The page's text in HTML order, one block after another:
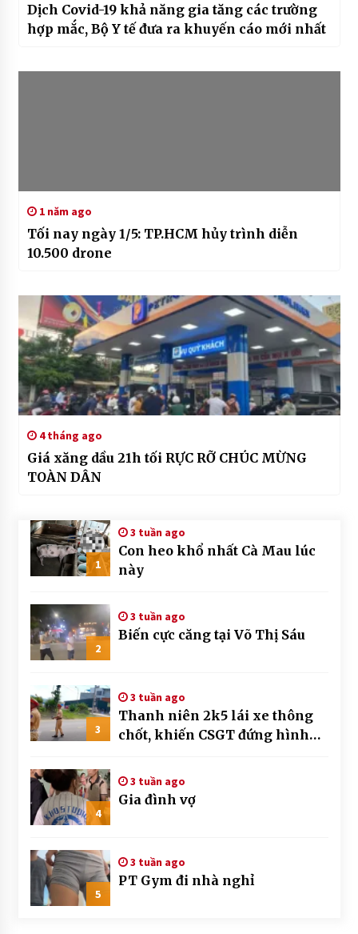
Dịch Covid-19 khả năng gia tăng các trường
hợp mắc, Bộ Y tế đưa ra khuyến cáo mới nhất
1 năm ago
Tối nay ngày 1/5: TP.HCM hủy trình diễn
10.500 drone
4 tháng ago
Giá xăng dầu 21h tối RỰC RỠ CHÚC MỪNG
TOÀN DÂN
1
3 tuần ago
Con heo khổ nhất Cà Mau lúc
này
2
3 tuần ago
Biến cực căng tại Võ Thị Sáu
3
3 tuần ago
Thanh niên 2k5 lái xe thông
chốt, khiến CSGT đứng hình
4
3 tuần ago
Gia đình vợ
5
3 tuần ago
PT Gym đi nhà nghỉ